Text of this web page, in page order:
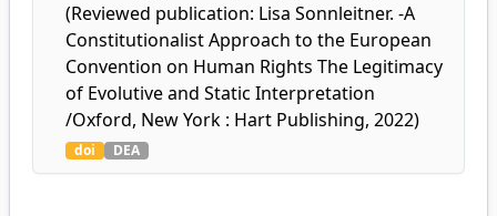
(Reviewed publication: Lisa Sonnleitner. -A
Constitutionalist Approach to the European
Convention on Human Rights The Legitimacy
of Evolutive and Static Interpretation
/Oxford, New York : Hart Publishing, 2022)
doi DEA